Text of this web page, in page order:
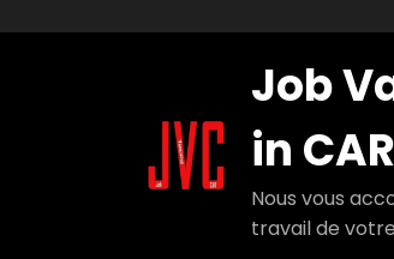
Job
in CAR
Nous vous
travail de